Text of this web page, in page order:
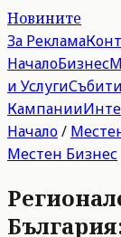
Новините
За Реклама
НачалоБизнес
и Услуги
Кампании
Начало/
Местен Бизнес